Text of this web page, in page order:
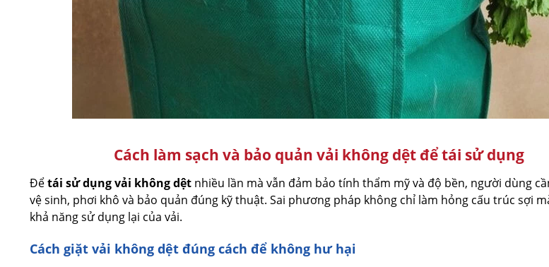
Cách làm sạch và bảo quản vải không dệt để tái sử dụng
Đểtái sử dụng vải không dệt nhiều lần mà vẫn đảm bảo tính thẩm mỹ và độ bền, người dùng
vệ sinh, phơi khô và bảo quản đúng kỹ thuật. Sai phương pháp không chỉ làm hỏng cấu trúc sợi
khả năng sử dụng lại của vải.
Cách giặt vải không dệt đúng cách để không hư hại